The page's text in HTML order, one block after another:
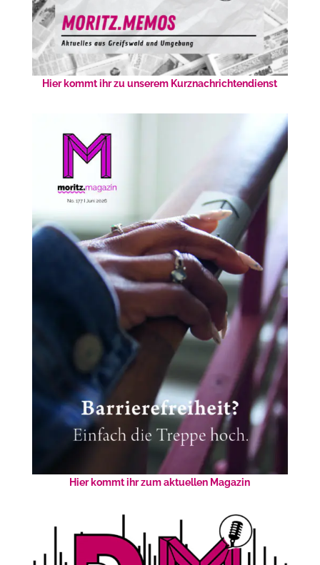
Hier kommt ihr zu unserem Kurznachrichtendienst
Hier kommt ihr zum aktuellen Magazin